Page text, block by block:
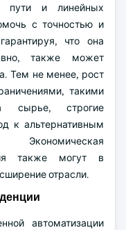
пути и линейных
с точностью и
что она
также может
Тем не менее, рост
такими
сырье, строгие
к альтернативным
также могут в
отрасли.
автоматизации